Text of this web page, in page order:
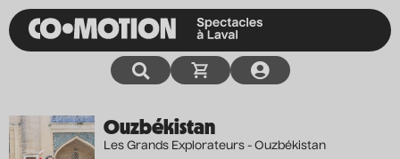
Ouzbékistan
Les Grands Explorateurs - Ouzbékistan